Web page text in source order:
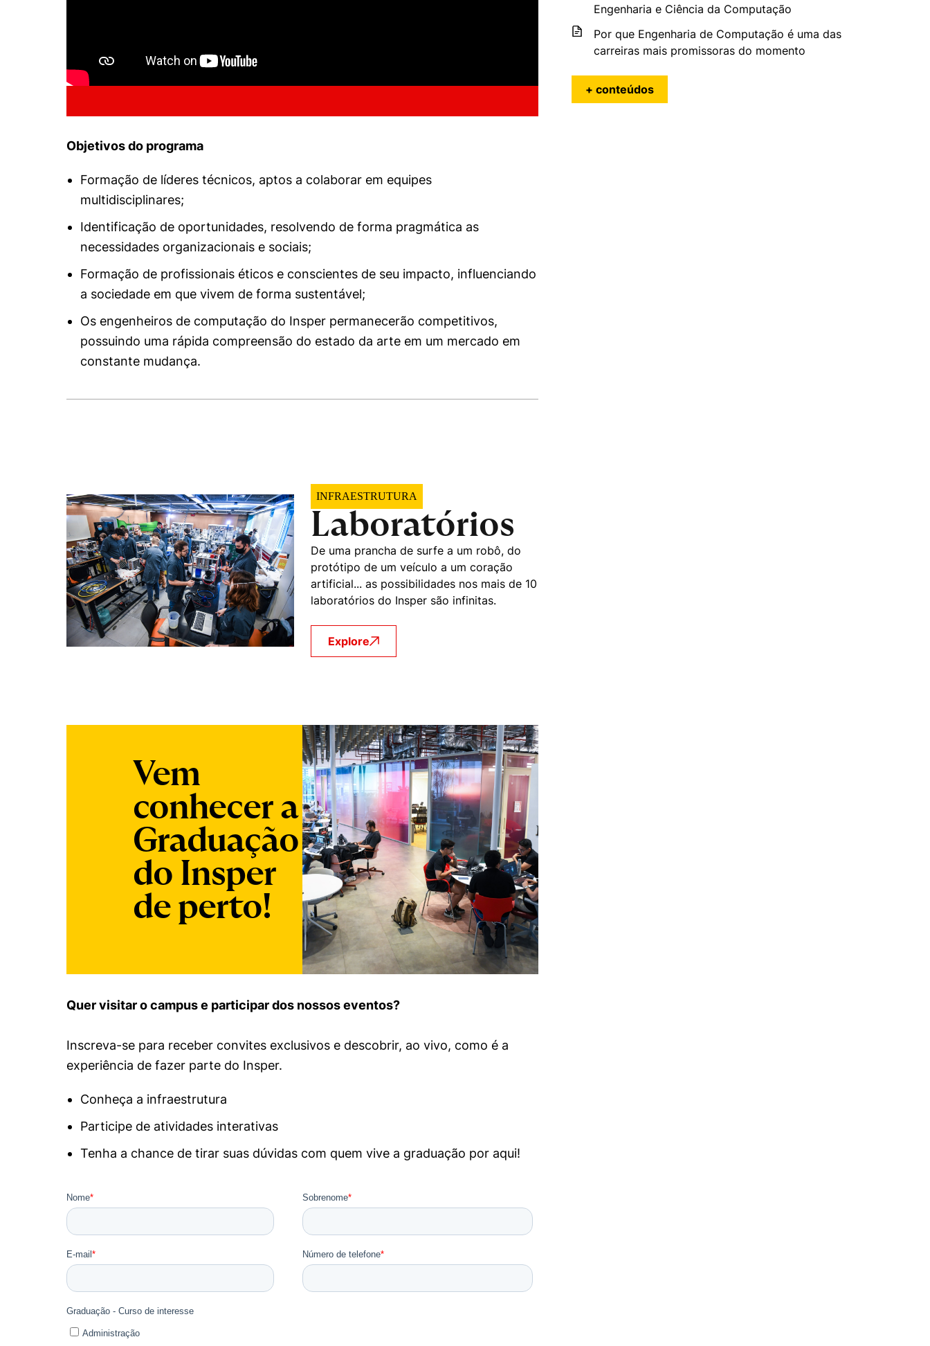
Objetivos do programa
Formação de líderes técnicos, aptos a colaborar em equipes
multidisciplinares;
Identificação de oportunidades, resolvendo de forma pragmática as
necessidades organizacionais e sociais;
Formação de profissionais éticos e conscientes de seu impacto, influenciando
a sociedade em que vivem de forma sustentável;
Os engenheiros de computação do Insper permanecerão competitivos,
possuindo uma rápida compreensão do estado da arte em um mercado em
constante mudança.
INFRAESTRUTURA
Laboratórios
De uma prancha de surfe a um robô, do
protótipo de um veículo a um coração
artificial... as possibilidades nos mais de 10
laboratórios do Insper são infinitas.
Explore
Vem
conhecer a
Graduação
do Insper
de perto!
Quer visitar o campus e participar dos nossos eventos?
Inscreva-se para receber convites exclusivos e descobrir, ao vivo, como é a
experiência de fazer parte do Insper.
Conheça a infraestrutura
Participe de atividades interativas
Tenha a chance de tirar suas dúvidas com quem vive a graduação por aqui!
Engenharia e Ciência da Computação
Por que Engenharia de Computação é uma das
carreiras mais promissoras do momento
+ conteúdos
Cookies de preferências de usuário